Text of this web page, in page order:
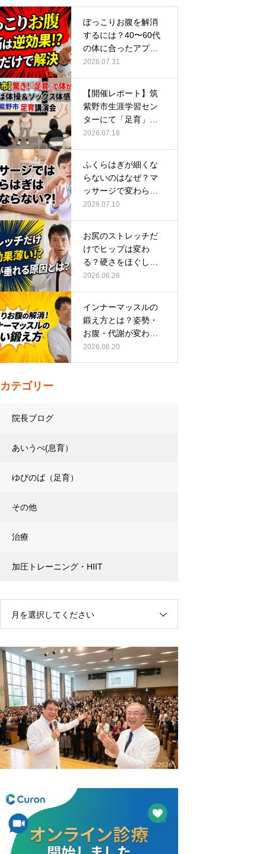
ぽっこりお腹を解消
するには？40〜60代
の体に合ったアプロ
ーチ
2026.07.31
【開催レポート】筑
紫野市生涯学習セン
ターにて「足育」講
演会に登壇し…
2026.07.18
ふくらはぎが細くな
らないのはなぜ？マ
ッサージで変わらな
い根本原因
2026.07.10
お尻のストレッチだ
けでヒップは変わ
る？硬さをほぐして
整える正しい方…
2026.06.26
インナーマッスルの
鍛え方とは？姿勢・
お腹・代謝が変わる
トレーニング…
2026.06.20
カテゴリー
院長ブログ
あいうべ(息育）
ゆびのば（足育）
その他
治療
加圧トレーニング・HIIT
月を選択してください